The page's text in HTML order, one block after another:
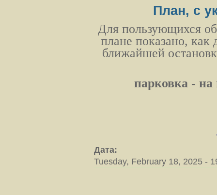
План, с
Для пользующихся
плане показано, как
ближайшей
парковка -
Дата:
Tuesday, February 18, 2025 -